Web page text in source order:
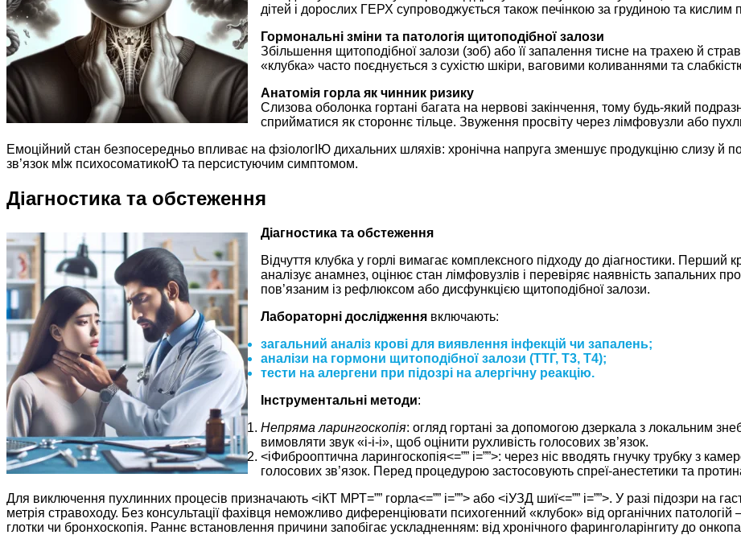
дітей і дорослих ГЕРХ супроводжується також печінкою за грудиною та кислим
Гормональні зміни та патологія щитоподібної залози
Збільшення щитоподібної залози (зоб) або її запалення тисне на трахею й
«клубка» часто поєднується з сухістю шкіри, ваговими коливаннями та
Анатомія горла як чинник ризику
Слизова оболонка гортані багата на нервові закінчення, тому будь-який
сприйматися як стороннє тільце. Звуження просвіту через лімфовузли або
Емоційний стан безпосередньо впливає на фзіологІЮ дихальних шляхів: хронічна напруга зменшує продукціню слизу й
зв’язок мІж психосоматикоЮ та персистуючим симптомом.
Діагностика та обстеження
Діагностика та обстеження
Відчуття клубка у горлі вимагає комплексного підходу до діагностики. Перший
аналізує анамнез, оцінює стан лімфовузлів і перевіряє наявність запальних
пов’язаним із рефлюксом або дисфункцією щитоподібної залози.
Лабораторні дослідження включають:
загальний аналіз крові для виявлення інфекцій чи запалень;
аналізи на гормони щитоподібної залози (ТТГ, Т3, Т4);
тести на алергени при підозрі на алергічну реакцію.
Інструментальні методи:
Непряма ларингоскопія: огляд гортані за допомогою дзеркала з локальним
вимовляти звук «і-і-і», щоб оцінити рухливість голосових зв’язок.
<iФиброоптична ларингоскопія<=”” i=””>: через ніс вводять гнучку трубку з
голосових зв’язок. Перед процедурою застосовують спреї-анестетики та
Для виключення пухлинних процесів призначають <iКТ МРТ=”” горла<=”” i=””> або <iУЗД шиї<=”” i=””>. У разі підозри на
метрія стравоходу. Без консультації фахівця неможливо диференціювати психогенний «клубок» від органічних патологій
глотки чи бронхоскопія. Раннє встановлення причини запобігає ускладненням: від хронічного фаринголарінгиту до